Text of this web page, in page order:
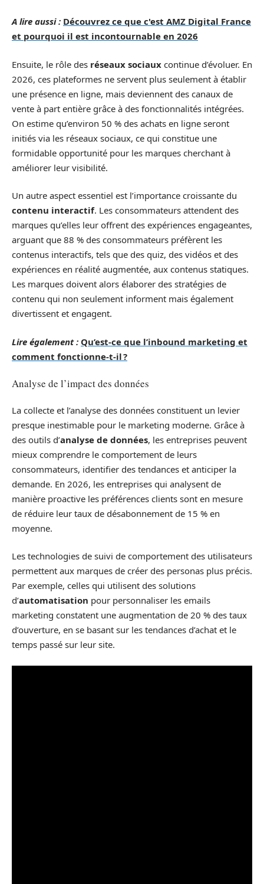
A lire aussi : Découvrez ce que c'est AMZ Digital France
et pourquoi il est incontournable en 2026
Ensuite, le rôle des réseaux sociaux continue d’évoluer. En
2026, ces plateformes ne servent plus seulement à établir
une présence en ligne, mais deviennent des canaux de
vente à part entière grâce à des fonctionnalités intégrées.
On estime qu’environ 50 % des achats en ligne seront
initiés via les réseaux sociaux, ce qui constitue une
formidable opportunité pour les marques cherchant à
améliorer leur visibilité.
Un autre aspect essentiel est l’importance croissante du
contenu interactif. Les consommateurs attendent des
marques qu’elles leur offrent des expériences engageantes,
arguant que 88 % des consommateurs préfèrent les
contenus interactifs, tels que des quiz, des vidéos et des
expériences en réalité augmentée, aux contenus statiques.
Les marques doivent alors élaborer des stratégies de
contenu qui non seulement informent mais également
divertissent et engagent.
Lire également : Qu’est-ce que l’inbound marketing et
comment fonctionne-t-il ?
Analyse de l’impact des données
La collecte et l’analyse des données constituent un levier
presque inestimable pour le marketing moderne. Grâce à
des outils d’analyse de données, les entreprises peuvent
mieux comprendre le comportement de leurs
consommateurs, identifier des tendances et anticiper la
demande. En 2026, les entreprises qui analysent de
manière proactive les préférences clients sont en mesure
de réduire leur taux de désabonnement de 15 % en
moyenne.
Les technologies de suivi de comportement des utilisateurs
permettent aux marques de créer des personas plus précis.
Par exemple, celles qui utilisent des solutions
d’automatisation pour personnaliser les emails
marketing constatent une augmentation de 20 % des taux
d’ouverture, en se basant sur les tendances d’achat et le
temps passé sur leur site.